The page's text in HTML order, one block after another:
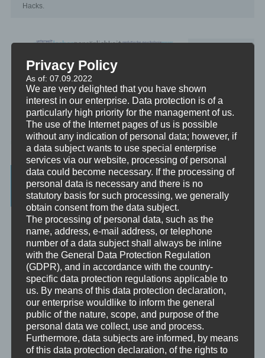
Hacks.
Beratung, Mentoring, Supervision und
Ausbildung
Beratung
Beratung ist das individuelle Aufarbeiten verschiedenster
Problemstellungen durch Interaktion zwischen einer unabhängigen
Person und einem Klienten.
Mentoring
Mentoring ist das individualisierte Weitergeben von Wissen und
Erfahrungen durch Interaktion zwischen einer erfahrenen Person
und einem Klienten.
Supervision
Supervision ist das individualisierte Reflektieren der gemachten
oder anstehenden professionellen Erfahrungen durch Interaktion
Privacy Policy
As of: 07.09.2022
We are very delighted that you have shown
interest in our enterprise. Data protection is of a
particularly high priority for the management of us.
The use of the Internet pages of us is possible
without any indication of personal data; however, if
a data subject wants to use special enterprise
services via our website, processing of personal
data could become necessary. If the processing of
personal data is necessary and there is no
statutory basis for such processing, we generally
obtain consent from the data subject.
The processing of personal data, such as the
name, address, e-mail address, or telephone
number of a data subject shall always be inline
with the General Data Protection Regulation
(GDPR), and in accordance with the country-
specific data protection regulations applicable to
us. By means of this data protection declaration,
our enterprise wouldlike to inform the general
public of the nature, scope, and purpose of the
personal data we collect, use and process.
Furthermore, data subjects are informed, by means
of this data protection declaration, of the rights to